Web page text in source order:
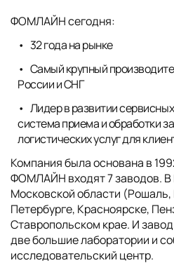
ФОМЛАЙН сегодня:
32 года на рынке
Самый крупный
России и СНГ
Лидер в развитии
система приема и обработки
логистических услуг для
Компания была основана в
ФОМЛАЙН входят 7 заводов. В
Московской области
Петербурге, Красноярске,
Ставропольском крае. И
две большие лаборатории и
исследовательский центр.